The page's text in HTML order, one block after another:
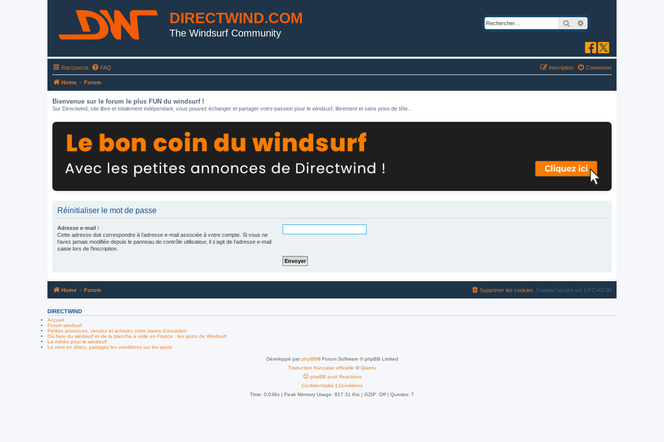
DIRECTWIND.COM
The Windsurf Community
Rechercher
Raccourcis FAQ Connexion
Inscription
Home Forum
Bienvenue sur le forum le plus FUN du windsurf !
Sur Directwind, site libre et totalement indépendant, vous pouvez échanger et partager votre passion pour le windsurf, librement et sans prise de tête...
Réinitialiser le mot de passe
Adresse e-mail :
Cette adresse doit correspondre à l’adresse e-mail associée à votre compte. Si vous ne
l’avez jamais modifiée depuis le panneau de contrôle utilisateur, il s’agit de l’adresse e-mail
saisie lors de l’inscription.
Home Forum Fuseau horaire sur UTC+02:00
Supprimer les cookies
DIRECTWIND
Accueil
Forum windsurf
Petites annonces, vendez et achetez votre matos d'occasion
Où faire du windsurf et de la planche à voile en France : les spots de Windsurf
La météo pour le windsurf
Le vent en direct, partagez les conditions sur les spots
Développé parphpBB® Forum Software © phpBB Limited
Traduction française officielle ©Qiaeru
phpBB post Reactions
Confidentialité | Conditions
Time: 0.036s | Peak Memory Usage: 817.31 Kio | GZIP: Off | Queries: 7